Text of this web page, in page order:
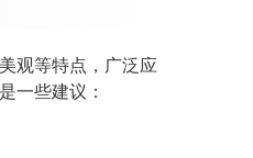
观等特点，广泛应
一些建议：